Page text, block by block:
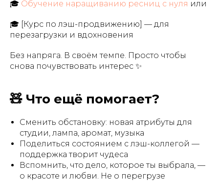
🎓 Обучение наращиванию ресниц с нуля или
🎓 [Курс по лэш-продвижению] — для
перезагрузки и вдохновения
Без напряга. В своём темпе. Просто чтобы
снова почувствовать интерес ✨
🧸 Что ещё помогает?
Сменить обстановку: новая атрибуты для
студии, лампа, аромат, музыка
Поделиться состоянием с лэш-коллегой —
поддержка творит чудеса
Вспомнить, что дело, которое ты выбрала, —
о красоте и любви. Не о перегрузе